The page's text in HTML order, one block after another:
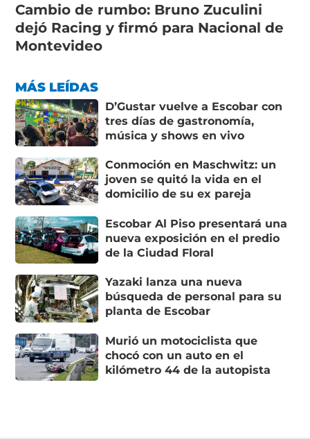
Cambio de rumbo: Bruno Zuculini
dejó Racing y firmó para Nacional de
Montevideo
MÁS LEÍDAS
D’Gustar vuelve a Escobar con
tres días de gastronomía,
música y shows en vivo
Conmoción en Maschwitz: un
joven se quitó la vida en el
domicilio de su ex pareja
Escobar Al Piso presentará una
nueva exposición en el predio
de la Ciudad Floral
Yazaki lanza una nueva
búsqueda de personal para su
planta de Escobar
Murió un motociclista que
chocó con un auto en el
kilómetro 44 de la autopista